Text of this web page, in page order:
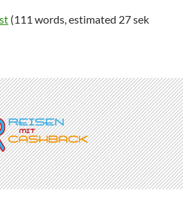
(111 words, estimated 27 sek